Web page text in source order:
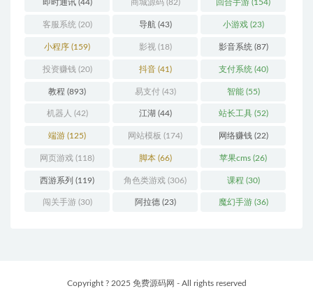
即时通讯(44) 商城源码(82) 回合手游 (154)
客服系统 (20) 导航(43) 小游戏(23)
小程序 (159) 影视(18) 影音系统 (87)
投资赚钱 (20) 抖音(41) 支付系统 (40)
教程 (893) 易支付(43) 智能(55)
机器人 (42) 江湖 (44) 站长工具(52)
端游 (125) 网站模板 (174) 网络赚钱(22)
网页游戏 (118) 脚本(66) 苹果cms (26)
西游系列 (119) 角色类游戏 (306) 课程 (30)
闯关手游(30) 阿拉德(23) 魔幻手游(36)
Copyright ? 2025 免费源码网 - All rights reserved